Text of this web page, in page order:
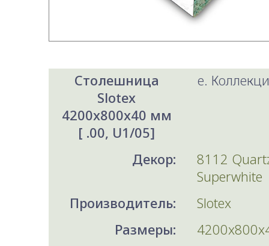
Столешница
Slotex
4200x800x40 мм
[ .00, U1/05]
e.
Декор:
8112
Superwhite
Производитель:
Slotex
Размеры: